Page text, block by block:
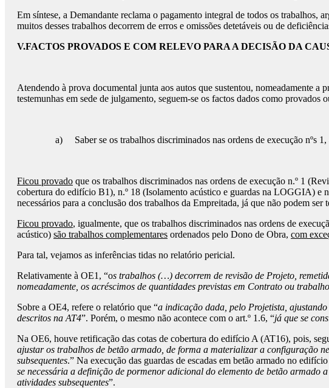
Em síntese, a Demandante reclama o pagamento integral de todos os trabalhos,
muitos desses trabalhos decorrem de erros e omissões detetáveis ou de
V.FACTOS PROVADOS E COM RELEVO PARA A DECISÃO DA
Atendendo à prova documental junta aos autos que sustentou, nomeadamente a
testemunhas em sede de julgamento, seguem-se os factos dados como
a) Saber se os trabalhos discriminados nas ordens de execução nºs
Ficou provado que os trabalhos discriminados nas ordens de execução n.º 1
cobertura do edifício B1), n.º 18 (Isolamento acústico e guardas na LOGGIA) e
necessários para a conclusão dos trabalhos da Empreitada, já que não podem
Ficou provado, igualmente, que os trabalhos discriminados nas ordens de
acústico) são trabalhos complementares ordenados pelo Dono de Obra, com
Para tal, vejamos as inferências tidas no relatório pericial.
Relativamente à OE1, “os trabalhos (…) decorrem de revisão de Projeto,
nomeadamente, os acréscimos de quantidades previstas em Contrato ou
Sobre a OE4, refere o relatório que “a indicação dada, pelo Projetista,
descritos na AT4”. Porém, o mesmo não acontece com o art.º 1.6, “já que se
Na OE6, houve retificação das cotas de cobertura do edifício A (AT16), pois,
ajustar os trabalhos de betão armado, de forma a materializar a configuração
subsequentes.” Na execução das guardas de escadas em betão armado no
se necessária a definição de pormenor adicional do elemento de betão armado
atividades subsequentes”.